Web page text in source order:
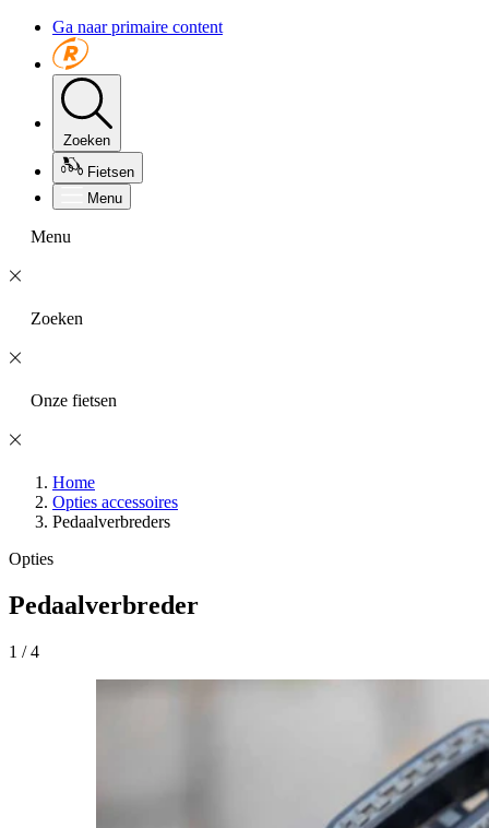
Ga naar primaire content
Zoeken
Fietsen
Menu
Menu
Zoeken
Onze fietsen
Home
Opties accessoires
Pedaalverbreders
Opties
Pedaalverbreder
1 /4